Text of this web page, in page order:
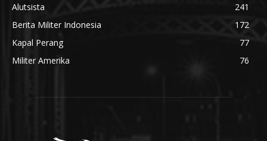
Alutsista
241
Berita Militer Indonesia
172
Kapal Perang
77
Militer Amerika
76